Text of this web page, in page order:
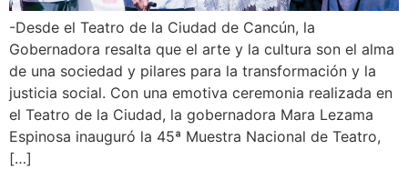
-Desde el Teatro de la Ciudad de Cancún, la
Gobernadora resalta que el arte y la cultura son el alma
de una sociedad y pilares para la transformación y la
justicia social. Con una emotiva ceremonia realizada en
el Teatro de la Ciudad, la gobernadora Mara Lezama
Espinosa inauguró la 45ª Muestra Nacional de Teatro,
[…]